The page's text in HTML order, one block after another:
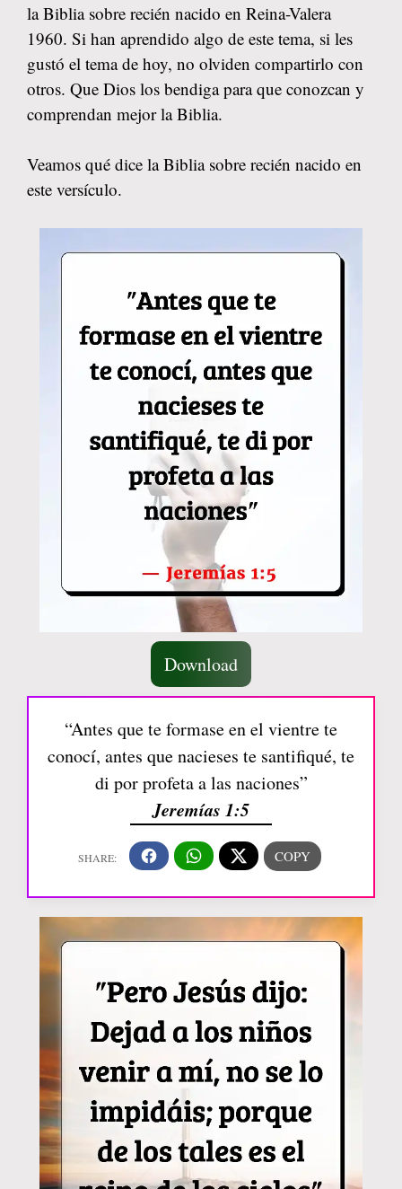
la Biblia sobre recién nacido en Reina-Valera
1960. Si han aprendido algo de este tema, si les
gustó el tema de hoy, no olviden compartirlo con
otros. Que Dios los bendiga para que conozcan y
comprendan mejor la Biblia.
Veamos qué dice la Biblia sobre recién nacido en
este versículo.
Download
“Antes que te formase en el vientre te
conocí, antes que nacieses te santifiqué, te
di por profeta a las naciones”
Jeremías 1:5